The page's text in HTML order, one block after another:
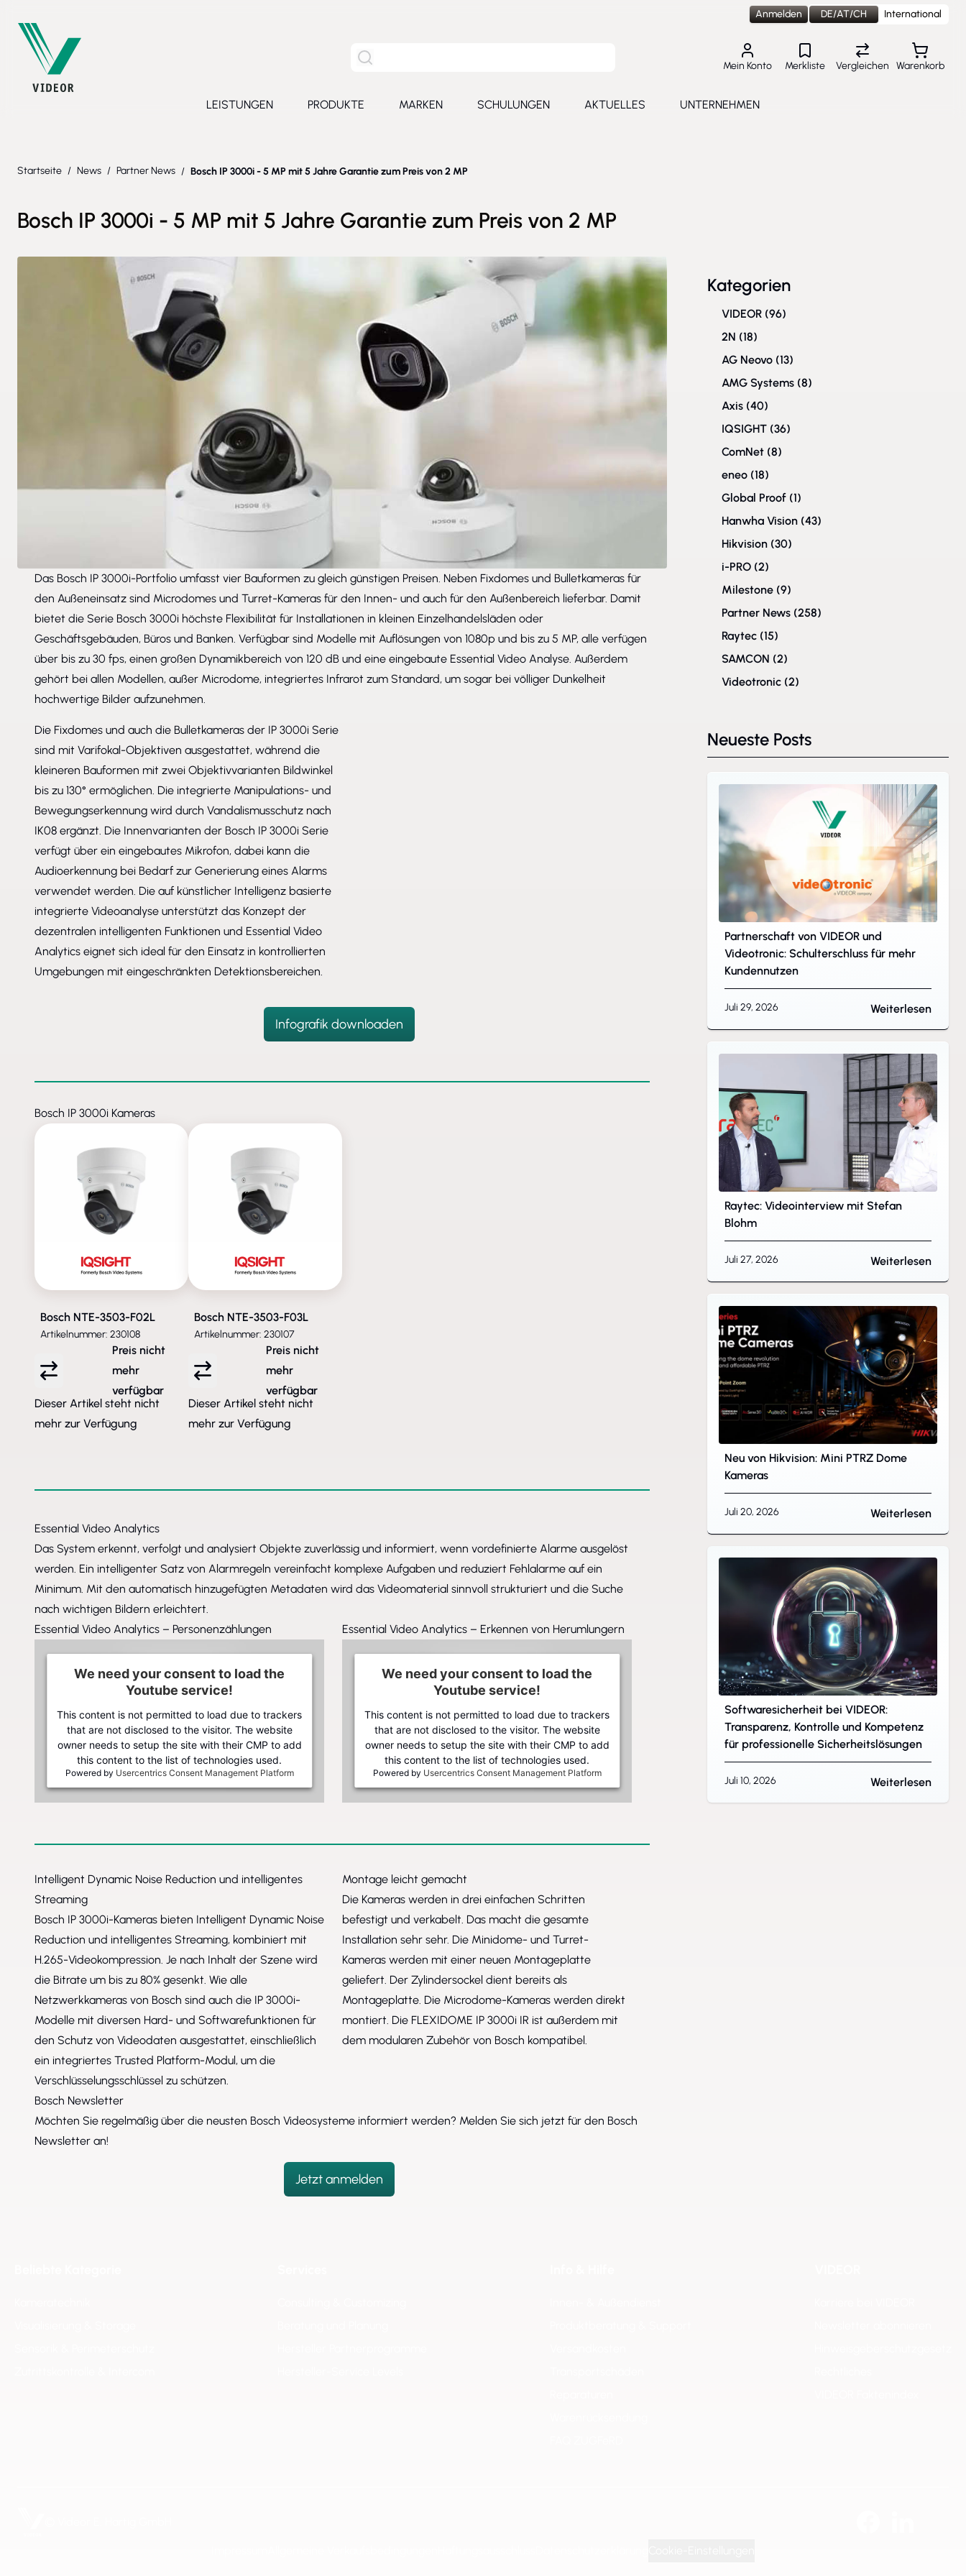
Site Suche
Anmelden DE/AT/CH International
Mein Konto Merkliste Vergleichen Warenkorb
LEISTUNGEN
PRODUKTE
MARKEN
SCHULUNGEN
AKTUELLES
UNTERNEHMEN
Startseite / News / Partner News / Bosch IP 3000i - 5 MP mit 5 Jahre Garantie zum Preis von 2 MP
Bosch IP 3000i - 5 MP mit 5 Jahre Garantie zum Preis von 2 MP
Das Bosch IP 3000i-Portfolio umfasst vier Bauformen zu gleich günstigen Preisen. Neben Fixdomes und Bulletkameras für
den Außeneinsatz sind Microdomes und Turret-Kameras für den Innen- und auch für den Außenbereich lieferbar. Damit
bietet die Serie Bosch 3000i höchste Flexibilität für Installationen in kleinen Einzelhandelsläden oder
Geschäftsgebäuden, Büros und Banken. Verfügbar sind Modelle mit Auflösungen von 1080p und bis zu 5 MP, alle verfügen
über bis zu 30 fps, einen großen Dynamikbereich von 120 dB und eine eingebaute Essential Video Analyse. Außerdem
gehört bei allen Modellen, außer Microdome, integriertes Infrarot zum Standard, um sogar bei völliger Dunkelheit
hochwertige Bilder aufzunehmen.
Die Fixdomes und auch die Bulletkameras der IP 3000i Serie
sind mit Varifokal-Objektiven ausgestattet, während die
kleineren Bauformen mit zwei Objektivvarianten Bildwinkel
bis zu 130° ermöglichen. Die integrierte Manipulations- und
Bewegungserkennung wird durch Vandalismusschutz nach
IK08 ergänzt. Die Innenvarianten der Bosch IP 3000i Serie
verfügt über ein eingebautes Mikrofon, dabei kann die
Audioerkennung bei Bedarf zur Generierung eines Alarms
verwendet werden. Die auf künstlicher Intelligenz basierte
integrierte Videoanalyse unterstützt das Konzept der
dezentralen intelligenten Funktionen und Essential Video
Analytics eignet sich ideal für den Einsatz in kontrollierten
Umgebungen mit eingeschränkten Detektionsbereichen.
Infografik downloaden
Bosch IP 3000i Kameras
Bosch NTE-3503-F02L
Artikelnummer: 230108
Preis nicht
mehr
verfügbar
Dieser Artikel steht nicht
mehr zur Verfügung
Bosch NTE-3503-F03L
Artikelnummer: 230107
Preis nicht
mehr
verfügbar
Dieser Artikel steht nicht
mehr zur Verfügung
Essential Video Analytics
Das System erkennt, verfolgt und analysiert Objekte zuverlässig und informiert, wenn vordefinierte Alarme ausgelöst
werden. Ein intelligenter Satz von Alarmregeln vereinfacht komplexe Aufgaben und reduziert Fehlalarme auf ein
Minimum. Mit den automatisch hinzugefügten Metadaten wird das Videomaterial sinnvoll strukturiert und die Suche
nach wichtigen Bildern erleichtert.
Essential Video Analytics – Personenzählungen
We need your consent to load the
Youtube service!
This content is not permitted to load due to trackers
that are not disclosed to the visitor. The website
owner needs to setup the site with their CMP to add
this content to the list of technologies used.
Powered by Usercentrics Consent Management Platform
Essential Video Analytics – Erkennen von Herumlungern
We need your consent to load the
Youtube service!
This content is not permitted to load due to trackers
that are not disclosed to the visitor. The website
owner needs to setup the site with their CMP to add
this content to the list of technologies used.
Powered by Usercentrics Consent Management Platform
Intelligent Dynamic Noise Reduction und intelligentes
Streaming
Bosch IP 3000i-Kameras bieten Intelligent Dynamic Noise
Reduction und intelligentes Streaming, kombiniert mit
H.265-Videokompression. Je nach Inhalt der Szene wird
die Bitrate um bis zu 80% gesenkt. Wie alle
Netzwerkkameras von Bosch sind auch die IP 3000i-
Modelle mit diversen Hard- und Softwarefunktionen für
den Schutz von Videodaten ausgestattet, einschließlich
ein integriertes Trusted Platform-Modul, um die
Verschlüsselungsschlüssel zu schützen.
Montage leicht gemacht
Die Kameras werden in drei einfachen Schritten
befestigt und verkabelt. Das macht die gesamte
Installation sehr sehr. Die Minidome- und Turret-
Kameras werden mit einer neuen Montageplatte
geliefert. Der Zylindersockel dient bereits als
Montageplatte. Die Microdome-Kameras werden direkt
montiert. Die FLEXIDOME IP 3000i IR ist außerdem mit
dem modularen Zubehör von Bosch kompatibel.
Bosch Newsletter
Möchten Sie regelmäßig über die neusten Bosch Videosysteme informiert werden? Melden Sie sich jetzt für den Bosch
Newsletter an!
Jetzt anmelden
Kategorien
VIDEOR (96)
2N (18)
AG Neovo (13)
AMG Systems (8)
Axis (40)
IQSIGHT (36)
ComNet (8)
eneo (18)
Global Proof (1)
Hanwha Vision (43)
Hikvision (30)
i-PRO (2)
Milestone (9)
Partner News (258)
Raytec (15)
SAMCON (2)
Videotronic (2)
Neueste Posts
Partnerschaft von VIDEOR und
Videotronic: Schulterschluss für mehr
Kundennutzen
Juli 29, 2026 Weiterlesen
Raytec: Videointerview mit Stefan
Blohm
Juli 27, 2026 Weiterlesen
Neu von Hikvision: Mini PTRZ Dome
Kameras
Juli 20, 2026 Weiterlesen
Softwaresicherheit bei VIDEOR:
Transparenz, Kontrolle und Kompetenz
für professionelle Sicherheitslösungen
Juli 10, 2026 Weiterlesen